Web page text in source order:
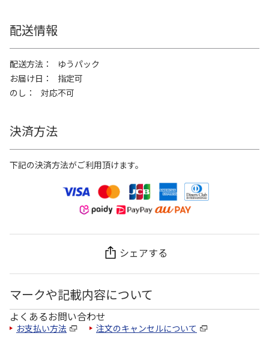
配送情報
配送方法
ゆうパック
お届け日
指定可
のし
対応不可
決済方法
下記の決済方法がご利用頂けます。
シェアする
マークや記載内容について
よくあるお問い合わせ
お支払い方法 注文のキャンセルについて